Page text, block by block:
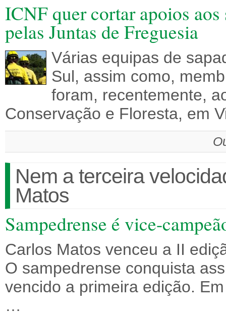
ICNF quer cortar apoios
pelas Juntas de Freguesia
Várias equipas de
Sul, assim como,
foram, recentemente,
Conservação e Floresta, em
Nem a terceira
Matos
Sampedrense é vice-
Carlos Matos venceu a II
O sampedrense conquista
vencido a primeira edição.
…